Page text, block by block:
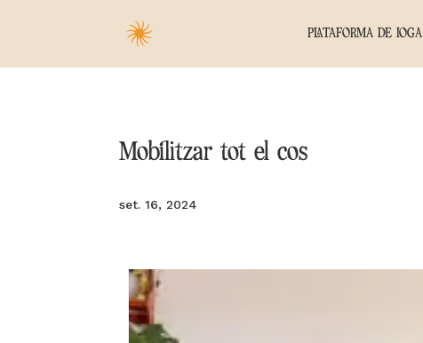
PLATAFORMA DE IOGA
Mobilitzar tot el cos
set. 16, 2024